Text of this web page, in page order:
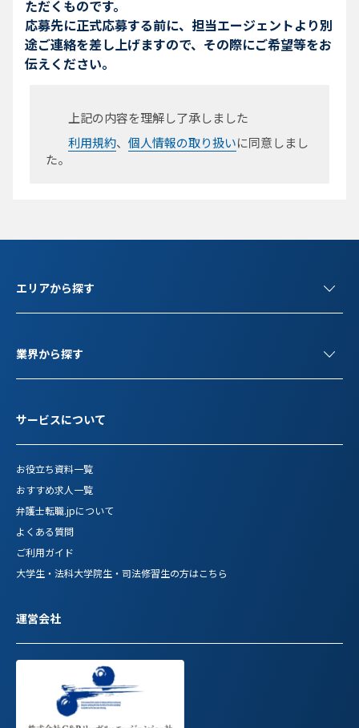
ただくものです。
応募先に正式応募する前に、担当エージェントより別
途ご連絡を差し上げますので、その際にご希望等をお
伝えください。
上記の内容を理解し了承しました
利用規約、 個人情報の取り扱いに同意しまし
た。
エリアから探す
業界から探す
サービスについて
お役立ち資料一覧
おすすめ求人一覧
弁護士転職.jpについて
よくある質問
ご利用ガイド
大学生・法科大学院生・司法修習生の方はこちら
運営会社